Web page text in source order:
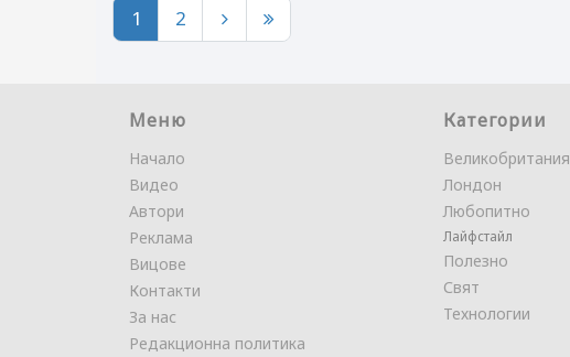
1 2
Меню
Начало
Видео
Автори
Реклама
Вицове
Контакти
За нас
Редакционна политика
Категории
Великобритания
Лондон
Любопитно
Лайфстайл
Полезно
Свят
Технологии